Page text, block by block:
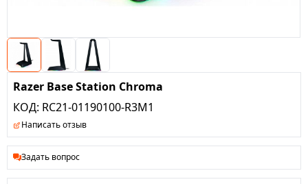
Razer Base Station Chroma
КОД: RC21-01190100-R3M1
Написать отзыв
Задать вопрос